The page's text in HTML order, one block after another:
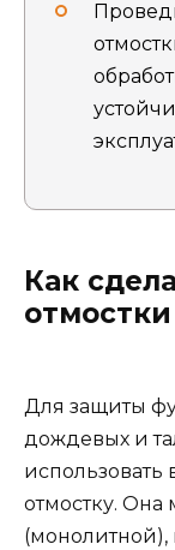
Как
отмостки
Для защиты
дождевых и
отмостку. Она
(монолитной),